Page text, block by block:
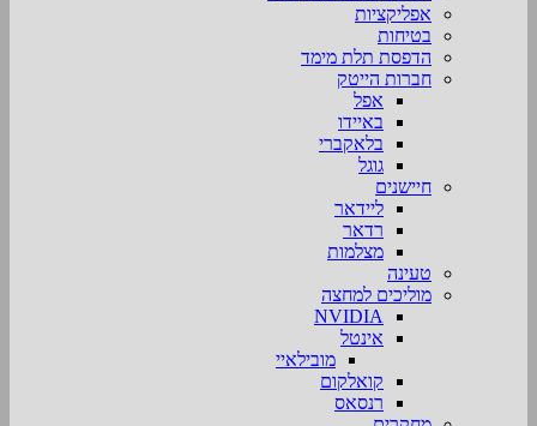
אפליקציות
בטיחות
הדפסת תלת מימד
חברות הייטק
אפל
באיידו
בלאקברי
גוגל
חיישנים
ליידאר
רדאר
מצלמות
טעינה
מוליכים למחצה
NVIDIA
אינטל
מובילאיי
קואלקום
רנסאס